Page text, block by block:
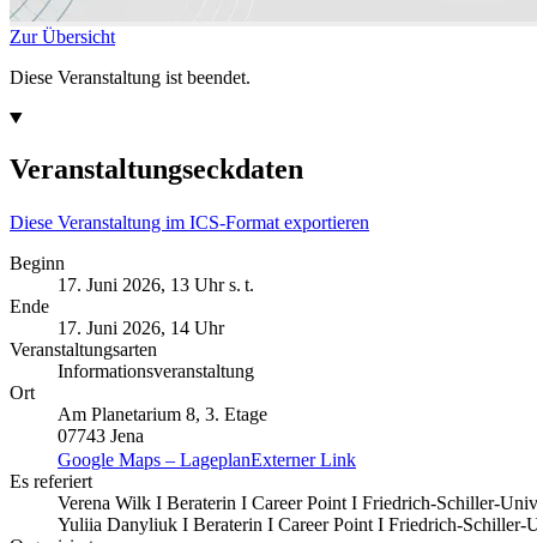
Zur Übersicht
Diese Veranstaltung ist beendet.
Veranstaltungseckdaten
Diese Veranstaltung im ICS-Format exportieren
Beginn
17. Juni 2026, 13 Uhr s. t.
Ende
17. Juni 2026, 14 Uhr
Veranstaltungsarten
Informationsveranstaltung
Ort
Am Planetarium 8, 3. Etage
07743 Jena
Google Maps – LageplanExterner Link
Es referiert
Verena Wilk I Beraterin I Career Point I Friedrich-Schiller-
Yuliia Danyliuk I Beraterin I Career Point I Friedrich-Schiller-